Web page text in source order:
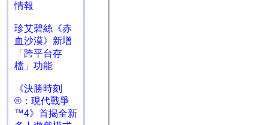
情報
珍艾碧絲《赤
血沙漠》新增
「跨平台存
檔」功能
《決勝時刻
®：現代戰爭
™4》首揭全新